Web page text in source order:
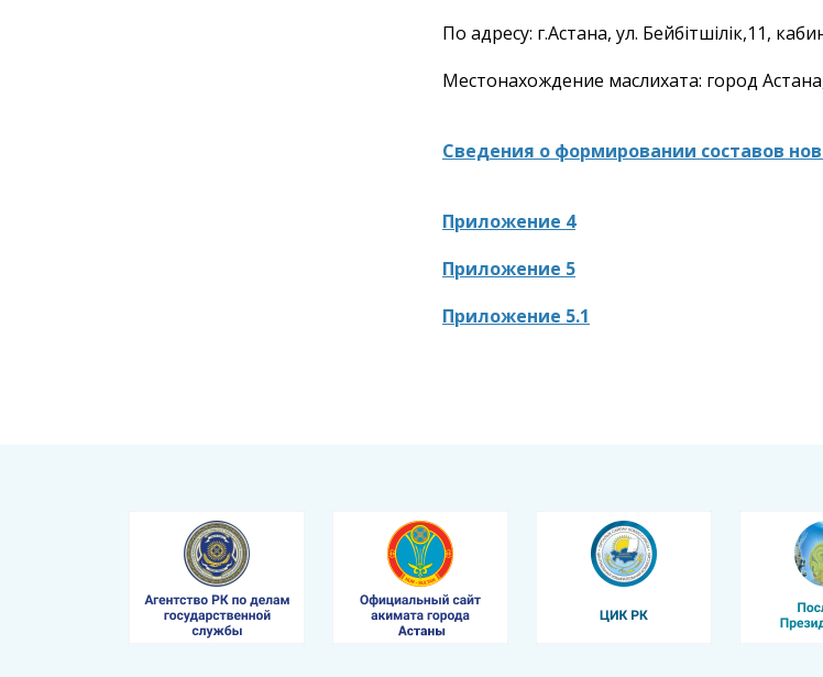
По адресу: г.Астана, ул. Бейбітшілік,11,
Местонахождение маслихата: город
Сведения о формировании составов
Приложение 4
Приложение 5
Приложение 5.1